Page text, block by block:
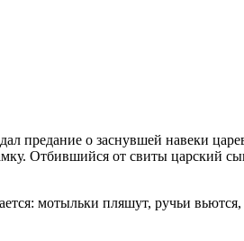
предание о заснувшей навеки
Отбившийся от свиты царский
мотыльки пляшут, ручьи